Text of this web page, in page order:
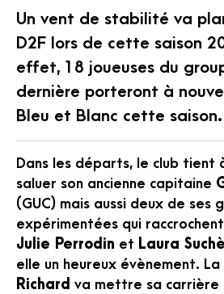
Un vent de stabilité va
D2F lors de cette saison
effet, 18 joueuses du
dernière porteront à
Bleu et Blanc cette saison.
Dans les départs, le club tient
saluer son ancienne capitaine
(GUC) mais aussi deux de ses
expérimentées qui
Julie Perrodin et Laura
elle un heureux évènement.
Richard va mettre sa carrière